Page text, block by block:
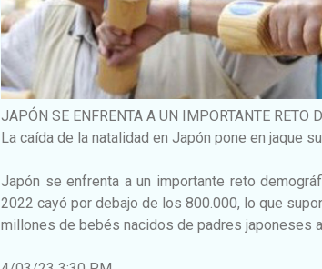
JAPÓN SE ENFRENTA A UN IMPORTANTE RETO
La caída de la natalidad en Japón pone en jaque
Japón se enfrenta a un importante reto
2022 cayó por debajo de los 800.000, lo que
millones de bebés nacidos de padres japoneses